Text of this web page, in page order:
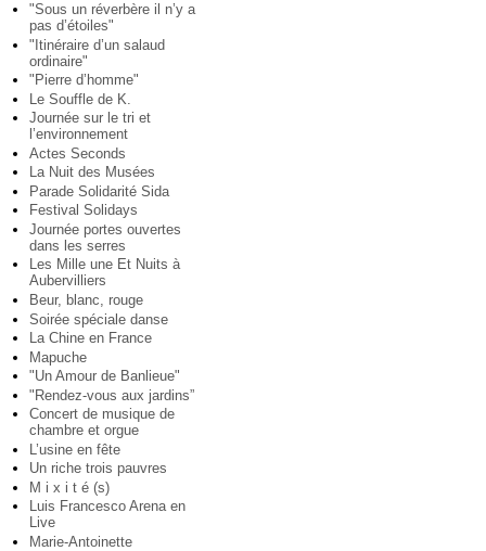
"Sous un réverbère il n’y a
pas d’étoiles"
"Itinéraire d’un salaud
ordinaire"
"Pierre d’homme"
Le Souffle de K.
Journée sur le tri et
l’environnement
Actes Seconds
La Nuit des Musées
Parade Solidarité Sida
Festival Solidays
Journée portes ouvertes
dans les serres
Les Mille une Et Nuits à
Aubervilliers
Beur, blanc, rouge
Soirée spéciale danse
La Chine en France
Mapuche
"Un Amour de Banlieue"
"Rendez-vous aux jardins”
Concert de musique de
chambre et orgue
L’usine en fête
Un riche trois pauvres
M i x i t é (s)
Luis Francesco Arena en
Live
Marie-Antoinette